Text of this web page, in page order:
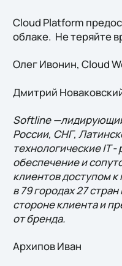
Cloud Platform
облаке. Не теряйте
Олег Ивонин, Cloud
Дмитрий
Softline
России, СНГ,
технологические IT
обеспечение и
клиентов доступом
в 79 городах 27
стороне клиента и
от бренда.
Архипов Иван